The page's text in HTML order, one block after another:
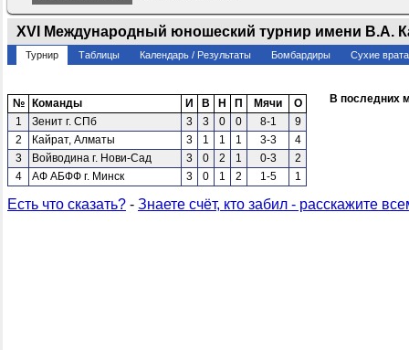
XVI Международный юношеский турнир имени В.А.
Турнир Таблицы Календарь / Результаты Бомбардиры Сухие
№ Команды И В Н П Мячи
О
1
Зенит г. СПб 3 3 0 0 8-1
9
2
Кайрат, Алматы 3 1 1 1 3-3
4
3
Войводина г. Нови-Сад 3 0 2 1 0-3
2
4
АФ АБФФ г. Минск 3 0 1 2 1-5 1
В последних
Есть что сказать? - Знаете счёт, кто забил - расскажите